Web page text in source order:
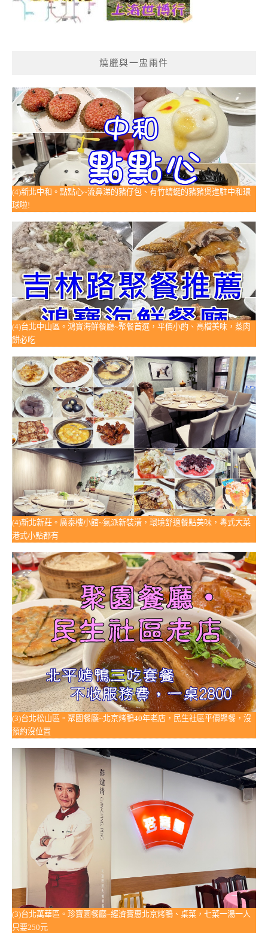
燒臘與一盅兩件
(4)新北中和。點點心~流鼻涕的豬仔包、有竹蜻蜓的豬豬煲進駐中和環
球啦!
(4)台北中山區。鴻寶海鮮餐廳~聚餐首選，平價小酌、高檔美味，蒸肉
餅必吃
(4)新北新莊。廣泰樓小館~氣派新裝潢，環境舒適餐點美味，粵式大菜
港式小點都有
(3)台北松山區。聚園餐廳~北京烤鴨40年老店，民生社區平價聚餐，沒
預約沒位置
(3)台北萬華區。珍寶園餐廳~經濟實惠北京烤鴨、桌菜，七菜一湯一人
只要250元